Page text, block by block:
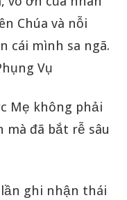
Chúa và nỗi
cái mình sa ngã.
Vụ
Mẹ không phải
đã bắt rễ sâu
lần ghi nhận thái